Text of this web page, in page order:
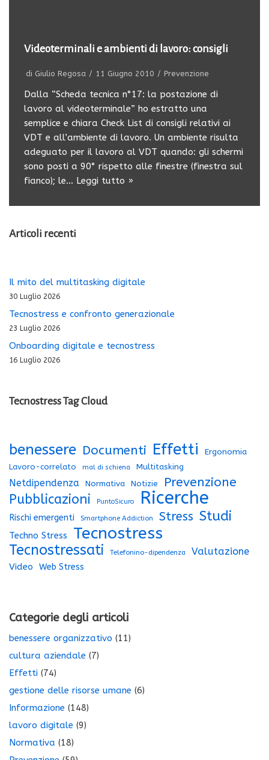
Videoterminali e ambienti di lavoro: consigli
di Giulio Regosa 11 Giugno 2010 Prevenzione
Dalla “Scheda tecnica n°17: la postazione di
lavoro al videoterminale” ho estratto una
semplice e chiara Check List di consigli relativi ai
VDT e all’ambiente di lavoro. Un ambiente risulta
adeguato per il lavoro al VDT quando: gli schermi
sono posti a 90° rispetto alle finestre (finestra sul
fianco); le… Leggi tutto »
Articoli recenti
Il mito del multitasking digitale
30 Luglio 2026
Tecnostress e confronto generazionale
23 Luglio 2026
Onboarding digitale e tecnostress
16 Luglio 2026
Tecnostress Tag Cloud
benessere Documenti Effetti Ergonomia
Lavoro-correlato mal di schiena Multitasking
Netdipendenza Normativa Notizie Prevenzione
Pubblicazioni PuntoSicuro Ricerche
Rischi emergenti Smartphone Addiction Stress Studi
Techno Stress Tecnostress
Tecnostressati Telefonino-dipendenza Valutazione
Video Web Stress
Categorie degli articoli
benessere organizzativo (11)
cultura aziendale (7)
Effetti (74)
gestione delle risorse umane (6)
Informazione (148)
lavoro digitale (9)
Normativa (18)